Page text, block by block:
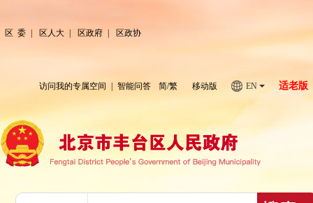
区 委 区人大 区政府 区政协
访问我的专属空间 智能问答 简/繁 移动版 EN 适老版